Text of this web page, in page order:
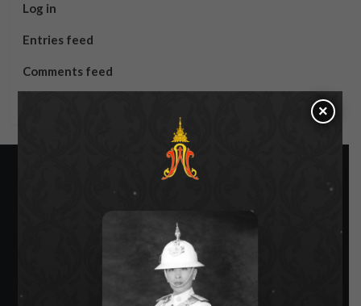
Log in
Entries feed
Comments feed
×